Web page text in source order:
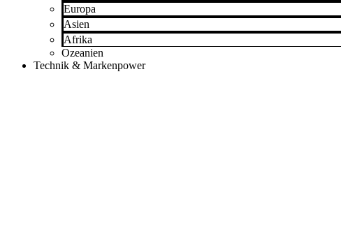
Europa
Asien
Afrika
Ozeanien
Technik & Markenpower